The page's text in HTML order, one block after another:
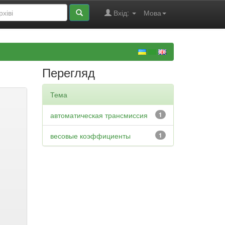
Мова
Вхід:
Перегляд
Тема
1
автоматическая трансмиссия
1
весовые коэффициенты